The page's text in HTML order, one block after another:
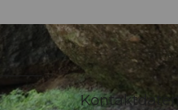
Kontaktdaten